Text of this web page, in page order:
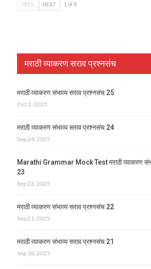
PREV NEXT 1 of 8
मराठी व्याकरण सराव प्रश्नसंच
मराठी व्याकरण संभाव्य सराव प्रश्नसंच 25
Oct 3, 2025
मराठी व्याकरण संभाव्य सराव प्रश्नसंच 24
Sep 24, 2025
Marathi Grammar Mock Test मराठी व्याकरण
23
Sep 23, 2025
मराठी व्याकरण संभाव्य सराव प्रश्नसंच 22
Sep 21, 2025
मराठी व्याकरण संभाव्य सराव प्रश्नसंच 21
Sep 18, 2025